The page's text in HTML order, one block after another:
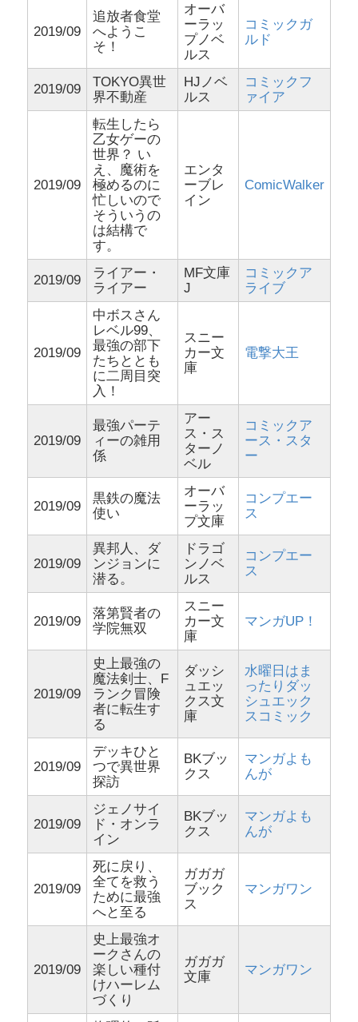
2019/09
追放者食堂
へようこ
そ！
オーバ
ーラッ
プノベ
ルス
コミックガ
ルド
2019/09
TOKYO異世
界不動産
HJノベ
ルス
コミックフ
ァイア
2019/09
転生したら
乙女ゲーの
世界？ い
え、魔術を
極めるのに
忙しいので
そういうの
は結構で
す。
エンタ
ーブレ
イン
ComicWalker
2019/09
ライアー・
ライアー
MF文庫
J
コミックア
ライブ
2019/09
中ボスさん
レベル99、
最強の部下
たちととも
に二周目突
入！
スニー
カー文
庫
電撃大王
2019/09
最強パーテ
ィーの雑用
係
アー
ス・ス
ターノ
ベル
コミックア
ース・スタ
ー
2019/09
黒鉄の魔法
使い
オーバ
ーラッ
プ文庫
コンプエー
ス
2019/09
異邦人、ダ
ンジョンに
潜る。
ドラゴ
ンノベ
ルス
コンプエー
ス
2019/09
落第賢者の
学院無双
スニー
カー文
庫
マンガUP！
2019/09
史上最強の
魔法剣士、F
ランク冒険
者に転生す
る
ダッシ
ュエッ
クス文
庫
水曜日はま
ったりダッ
シュエック
スコミック
2019/09
デッキひと
つで異世界
探訪
BKブッ
クス
マンガよも
んが
2019/09
ジェノサイ
ド・オンラ
イン
BKブッ
クス
マンガよも
んが
2019/09
死に戻り、
全てを救う
ために最強
へと至る
ガガガ
ブック
ス
マンガワン
2019/09
史上最強オ
ークさんの
楽しい種付
けハーレム
づくり
ガガガ
文庫
マンガワン